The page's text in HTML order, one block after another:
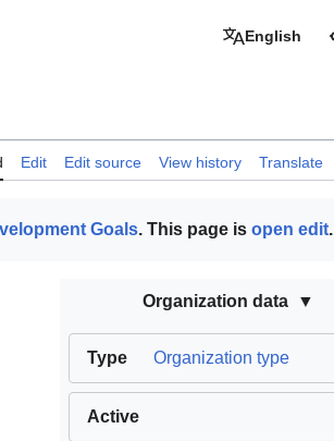
English
Edit Edit source View history Translate
Goals. This page is open edit.
Organization data
Type Organization type
Active